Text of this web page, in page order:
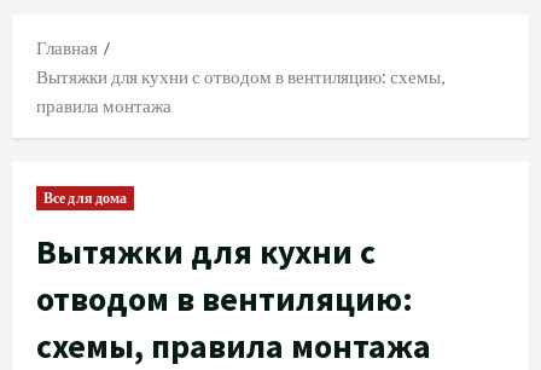
Главная
Вытяжки для кухни с отводом в вентиляцию: схемы,
правила монтажа
Все для дома
Вытяжки для кухни с
отводом в вентиляцию:
схемы, правила монтажа